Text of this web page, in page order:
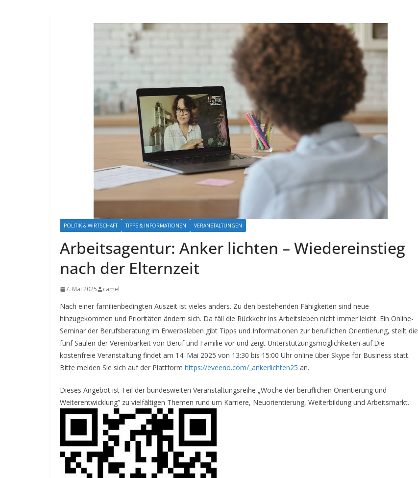
POLITIK & WIRTSCHAFT TIPPS & INFORMATIONEN VERANSTALTUNGEN
Arbeitsagentur: Anker lichten – Wiedereinstieg
nach der Elternzeit
7. Mai 2025 camel
Nach einer familienbedingten Auszeit ist vieles anders. Zu den bestehenden Fähigkeiten sind neue
hinzugekommen und Prioritäten ändern sich. Da fäll die Rückkehr ins Arbeitsleben nicht immer leicht. Ein Online-
Seminar der Berufsberatung im Erwerbsleben gibt Tipps und Informationen zur beruflichen Orientierung, stellt die
fünf Säulen der Vereinbarkeit von Beruf und Familie vor und zeigt Unterstützungsmöglichkeiten auf.Die
kostenfreie Veranstaltung findet am 14. Mai 2025 von 13:30 bis 15:00 Uhr online über Skype for Business statt.
Bitte melden Sie sich auf der Plattform https://eveeno.com/_ankerlichten25 an.
Dieses Angebot ist Teil der bundesweiten Veranstaltungsreihe „Woche der beruflichen Orientierung und
Weiterentwicklung“ zu vielfältigen Themen rund um Karriere, Neuorientierung, Weiterbildung und Arbeitsmarkt.